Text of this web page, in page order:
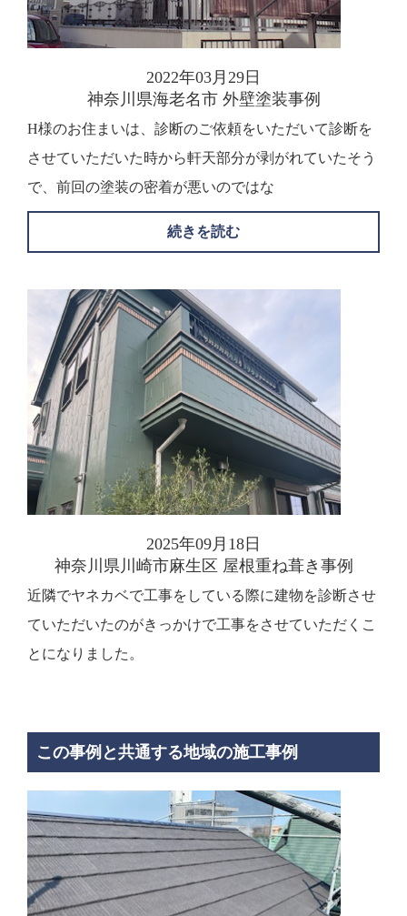
2022年03月29日
神奈川県海老名市 外壁塗装事例
H様のお住まいは、診断のご依頼をいただいて診断を
させていただいた時から軒天部分が剥がれていたそう
で、前回の塗装の密着が悪いのではな
続きを読む
2025年09月18日
神奈川県川崎市麻生区 屋根重ね葺き事例
近隣でヤネカベで工事をしている際に建物を診断させ
ていただいたのがきっかけで工事をさせていただくこ
とになりました。
この事例と共通する地域の施工事例